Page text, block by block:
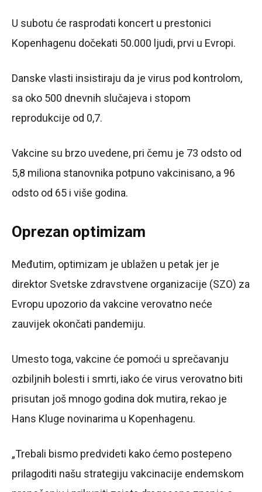
U subotu će rasprodati koncert u prestonici
Kopenhagenu dočekati 50.000 ljudi, prvi u Evropi.
Danske vlasti insistiraju da je virus pod kontrolom,
sa oko 500 dnevnih slučajeva i stopom
reprodukcije od 0,7.
Vakcine su brzo uvedene, pri čemu je 73 odsto od
5,8 miliona stanovnika potpuno vakcinisano, a 96
odsto od 65 i više godina.
Oprezan optimizam
Međutim, optimizam je ublažen u petak jer je
direktor Svetske zdravstvene organizacije (SZO) za
Evropu upozorio da vakcine verovatno neće
zauvijek okončati pandemiju.
Umesto toga, vakcine će pomoći u sprečavanju
ozbiljnih bolesti i smrti, iako će virus verovatno biti
prisutan još mnogo godina dok mutira, rekao je
Hans Kluge novinarima u Kopenhagenu.
„Trebali bismo predvideti kako ćemo postepeno
prilagoditi našu strategiju vakcinacije endemskom